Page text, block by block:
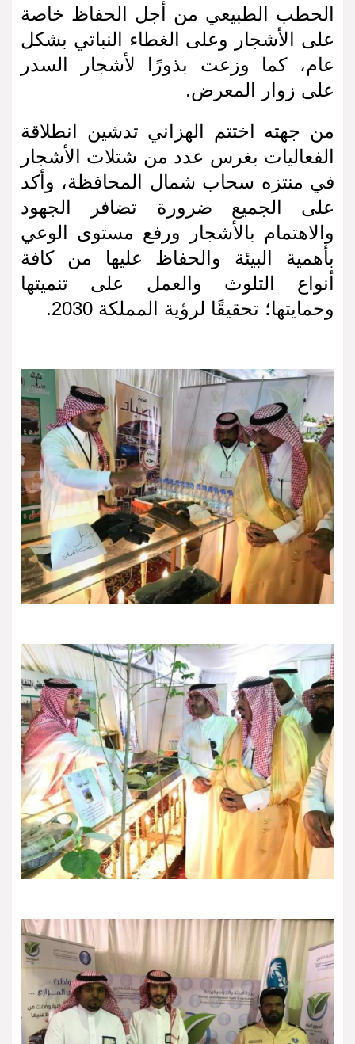
الحطب الطبيعي من أجل الحفاظ خاصة
على الأشجار وعلى الغطاء النباتي بشكل
عام، كما وزعت بذورًا لأشجار السدر
على زوار المعرض.
من جهته اختتم الهزاني تدشين انطلاقة
الفعاليات بغرس عدد من شتلات الأشجار
في منتزه سحاب شمال المحافظة، وأكد
على الجميع ضرورة تضافر الجهود
والاهتمام بالأشجار ورفع مستوى الوعي
بأهمية البيئة والحفاظ عليها من كافة
أنواع التلوث والعمل على تنميتها
وحمايتها؛ تحقيقًا لرؤية المملكة 2030.